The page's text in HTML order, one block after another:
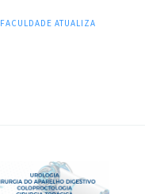
FACULDADE ATUALIZA